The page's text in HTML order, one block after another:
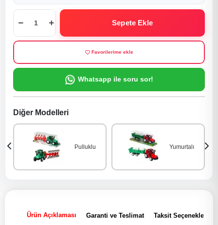
Sepete Ekle
Favorilerime ekle
Whatsapp ile soru sor!
Diğer Modelleri
Pulluklu Yumurtalı
Ürün Açıklaması Garanti ve Teslimat Taksit Seçenekleri